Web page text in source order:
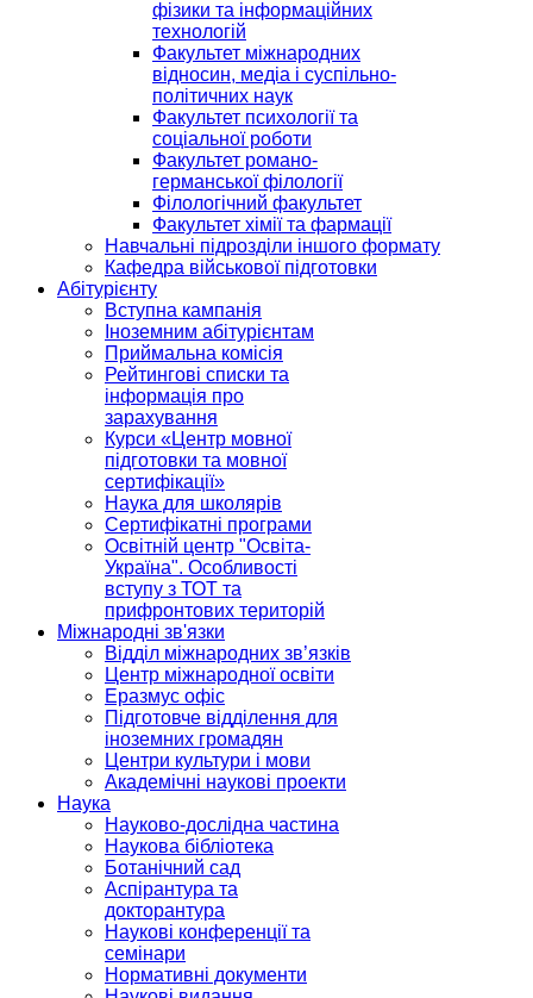
фізики та інформаційних
технологій
Факультет міжнародних
відносин, медіа і суспільно-
політичних наук
Факультет психології та
соціальної роботи
Факультет романо-
германської філології
Філологічний факультет
Факультет хімії та фармації
Навчальні підрозділи іншого формату
Кафедра військової підготовки
Абітурієнту
Вступна кампанія
Іноземним абітурієнтам
Приймальна комісія
Рейтингові списки та
інформація про
зарахування
Курси «Центр мовної
підготовки та мовної
сертифікації»
Наука для школярів
Сертифікатні програми
Освітній центр "Освіта-
Україна". Особливості
вступу з ТОТ та
прифронтових територій
Міжнародні зв'язки
Відділ міжнародних зв’язків
Центр міжнародної освіти
Еразмус офіс
Підготовче відділення для
іноземних громадян
Центри культури і мови
Академічні наукові проекти
Наука
Науково-дослідна частина
Наукова бібліотека
Ботанічний сад
Аспірантура та
докторантура
Наукові конференції та
семінари
Нормативні документи